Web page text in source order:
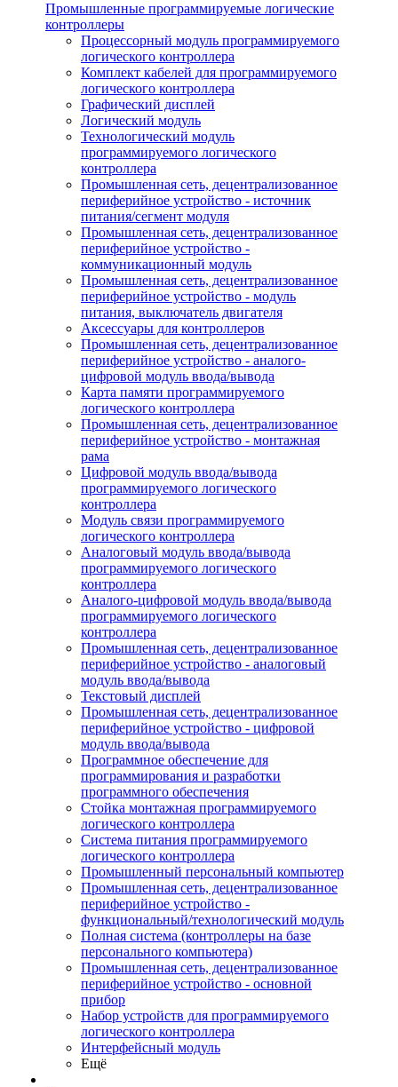
Промышленные программируемые логические
контроллеры
Процессорный модуль программируемого
логического контроллера
Комплект кабелей для программируемого
логического контроллера
Графический дисплей
Логический модуль
Технологический модуль
программируемого логического
контроллера
Промышленная сеть, децентрализованное
периферийное устройство - источник
питания/сегмент модуля
Промышленная сеть, децентрализованное
периферийное устройство -
коммуникационный модуль
Промышленная сеть, децентрализованное
периферийное устройство - модуль
питания, выключатель двигателя
Аксессуары для контроллеров
Промышленная сеть, децентрализованное
периферийное устройство - аналого-
цифровой модуль ввода/вывода
Карта памяти программируемого
логического контроллера
Промышленная сеть, децентрализованное
периферийное устройство - монтажная
рама
Цифровой модуль ввода/вывода
программируемого логического
контроллера
Модуль связи программируемого
логического контроллера
Аналоговый модуль ввода/вывода
программируемого логического
контроллера
Аналого-цифровой модуль ввода/вывода
программируемого логического
контроллера
Промышленная сеть, децентрализованное
периферийное устройство - аналоговый
модуль ввода/вывода
Текстовый дисплей
Промышленная сеть, децентрализованное
периферийное устройство - цифровой
модуль ввода/вывода
Программное обеспечение для
программирования и разработки
программного обеспечения
Стойка монтажная программируемого
логического контроллера
Система питания программируемого
логического контроллера
Промышленный персональный компьютер
Промышленная сеть, децентрализованное
периферийное устройство -
функциональный/технологический модуль
Полная система (контроллеры на базе
персонального компьютера)
Промышленная сеть, децентрализованное
периферийное устройство - основной
прибор
Набор устройств для программируемого
логического контроллера
Интерфейсный модуль
Ещё